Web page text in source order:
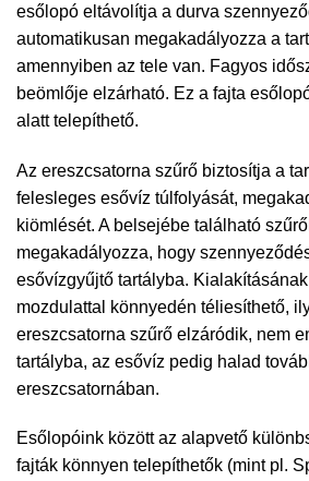
esőlopó eltávolítja a durva
automatikusan megakadályozza a
amennyiben az tele van. Fagyos
beömlője elzárható. Ez a fajta
alatt telepíthető.
Az ereszcsatorna szűrő biztosítja a
felesleges esővíz túlfolyását,
kiömlését. A belsejébe található
megakadályozza, hogy
esővízgyűjtő tartályba.
mozdulattal könnyedén téliesíthető,
ereszcsatorna szűrő elzáródik, nem
tartályba, az esővíz pedig halad
ereszcsatornában.
Esőlopóink között az alapvető
fajták könnyen telepíthetők (mint pl.